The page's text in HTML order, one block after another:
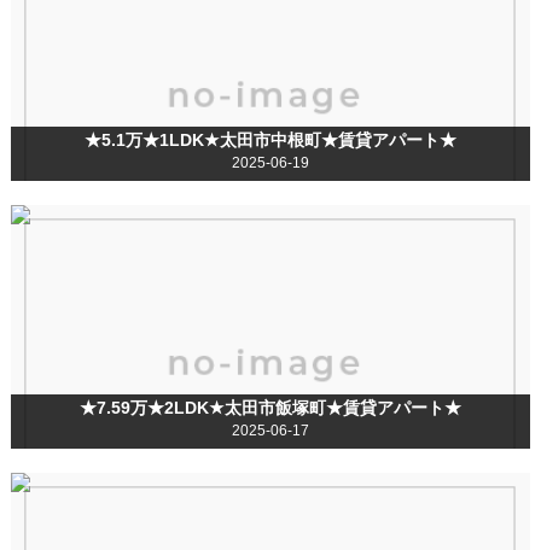
★5.1万★1LDK★太田市中根町★賃貸アパート★
2025-06-19
★7.59万★2LDK★太田市飯塚町★賃貸アパート★
2025-06-17